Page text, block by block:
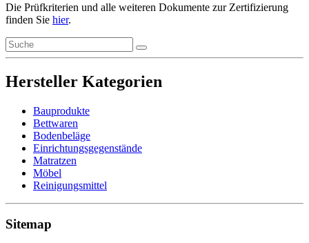
Die Prüfkriterien und alle weiteren Dokumente zur Zertifizierung
finden Sie hier.
Hersteller Kategorien
Bauprodukte
Bettwaren
Bodenbeläge
Einrichtungsgegenstände
Matratzen
Möbel
Reinigungsmittel
Sitemap